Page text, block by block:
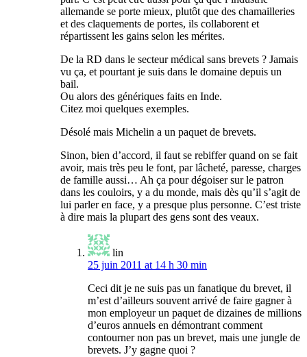
allemande se porte mieux, plutôt que des chamailleries
et des claquements de portes, ils collaborent et
répartissent les gains selon les mérites.
De la RD dans le secteur médical sans brevets ? Jamais
vu ça, et pourtant je suis dans le domaine depuis un
bail.
Ou alors des génériques faits en Inde.
Citez moi quelques exemples.
Désolé mais Michelin a un paquet de brevets.
Sinon, bien d’accord, il faut se rebiffer quand on se fait
avoir, mais très peu le font, par lâcheté, paresse, charges
de famille aussi… Ah ça pour dégoiser sur le patron
dans les couloirs, y a du monde, mais dès qu’il s’agit de
lui parler en face, y a presque plus personne. C’est triste
à dire mais la plupart des gens sont des veaux.
lin
25 juin 2011 at 14 h 30 min
Ceci dit je ne suis pas un fanatique du brevet, il
m’est d’ailleurs souvent arrivé de faire gagner à
mon employeur un paquet de dizaines de millions
d’euros annuels en démontrant comment
contourner non pas un brevet, mais une jungle de
brevets. J’y gagne quoi ?